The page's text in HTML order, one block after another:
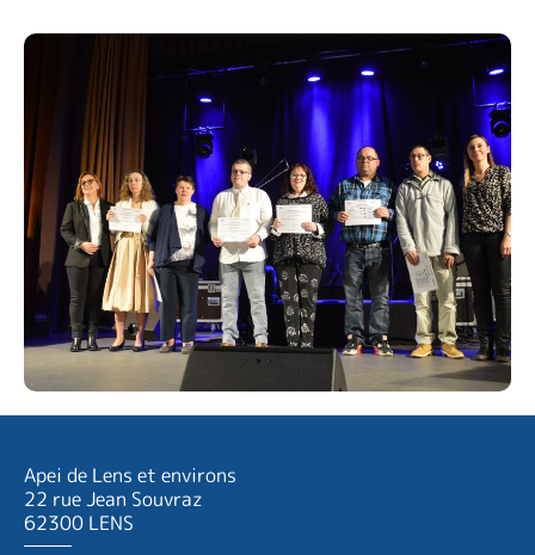
Apei de Lens et environs
22 rue Jean Souvraz
62300 LENS